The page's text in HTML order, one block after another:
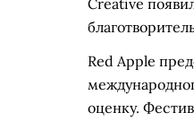
Creative
Red Apple
оценку.